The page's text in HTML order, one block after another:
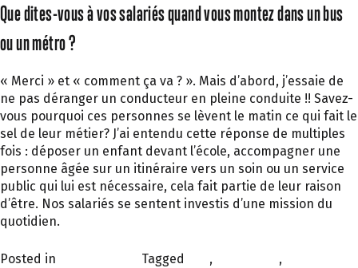
Que dites-vous à vos salariés quand vous montez dans un bus
ou un métro ?
« Merci » et « comment ça va ? ». Mais d’abord, j’essaie de
ne pas déranger un conducteur en pleine conduite !! Savez-
vous pourquoi ces personnes se lèvent le matin ce qui fait le
sel de leur métier? J’ai entendu cette réponse de multiples
fois : déposer un enfant devant l’école, accompagner une
personne âgée sur un itinéraire vers un soin ou un service
public qui lui est nécessaire, cela fait partie de leur raison
d’être. Nos salariés se sentent investis d’une mission du
quotidien.
Posted in Tagged , ,